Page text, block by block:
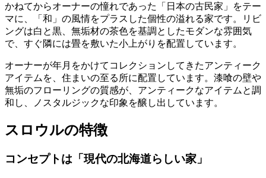
かねてからオーナーの憧れであった「日本の古民家」をテー
マに、「和」の風情をプラスした個性の溢れる家です。リビ
ングは白と黒、無垢材の茶色を基調としたモダンな雰囲気
で、すぐ隣には畳を敷いた小上がりを配置しています。
オーナーが年月をかけてコレクションしてきたアンティーク
アイテムを、住まいの至る所に配置しています。漆喰の壁や
無垢のフローリングの質感が、アンティークなアイテムと調
和し、ノスタルジックな印象を醸し出しています。
スロウルの特徴
コンセプトは「現代の北海道らしい家」